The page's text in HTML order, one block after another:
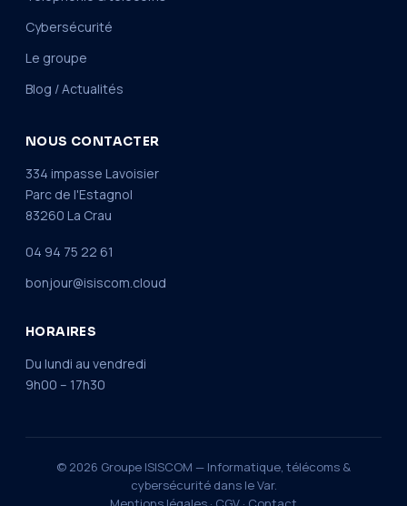
Cybersécurité
Le groupe
Blog / Actualités
NOUS CONTACTER
334 impasse Lavoisier
Parc de l'Estagnol
83260 La Crau
04 94 75 22 61
bonjour@isiscom.cloud
HORAIRES
Du lundi au vendredi
9h00 – 17h30
© 2026 Groupe ISISCOM — Informatique, télécoms &
cybersécurité dans le Var.